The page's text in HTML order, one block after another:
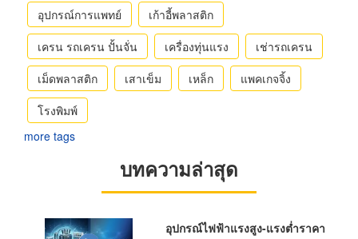
อุปกรณ์การแพทย์
เก้าอี้พลาสติก
เครน รถเครน ปั้นจั่น
เครื่องทุ่นแรง
เช่ารถเครน
เม็ดพลาสติก
เสาเข็ม เหล็ก
แพคเกจจิ้ง
โรงพิมพ์
more tags
บทความล่าสุด
อุปกรณ์ไฟฟ้าแรงสูง-แรงต่ำราคา